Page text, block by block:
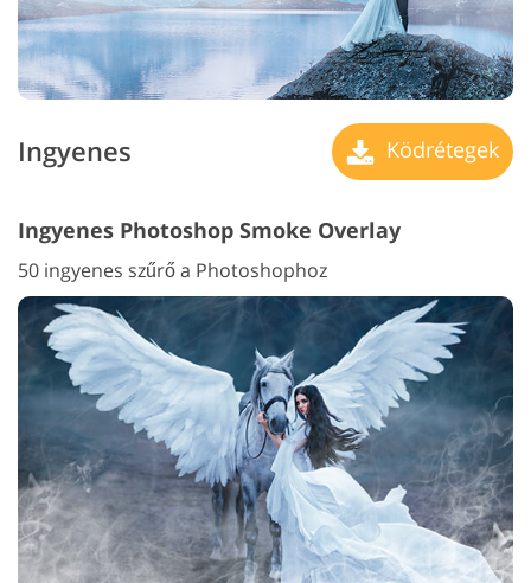
Ingyenes Ködrétegek
Ingyenes Photoshop Smoke Overlay
50 ingyenes szűrő a Photoshophoz